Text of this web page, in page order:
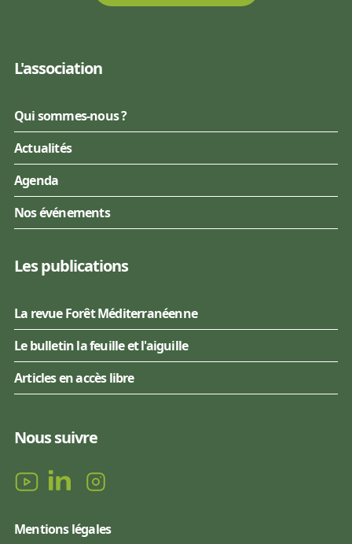
L'association
Qui sommes-nous ?
Actualités
Agenda
Nos événements
Les publications
La revue Forêt Méditerranéenne
Le bulletin la feuille et l'aiguille
Articles en accès libre
Nous suivre
Mentions légales